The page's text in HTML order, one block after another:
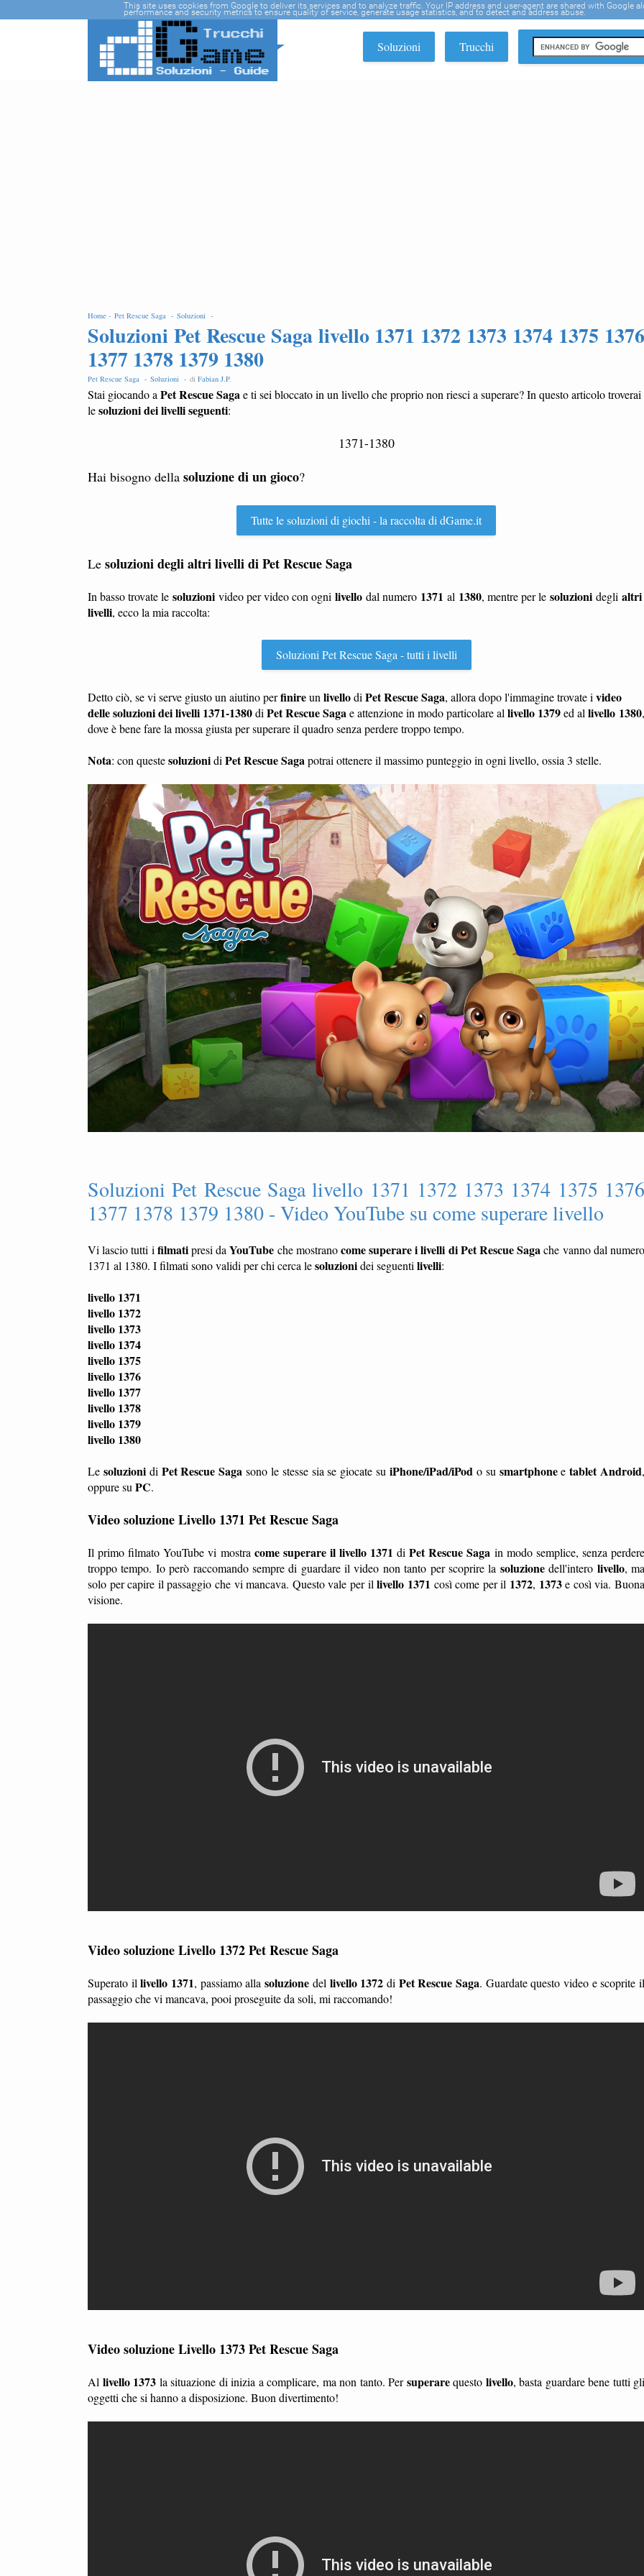
Soluzioni Trucchi
Home - Pet Rescue Saga - Soluzioni -
Soluzioni Pet Rescue Saga livello 1371 1372 1373 1374 1375 1376
1377 1378 1379 1380
Pet Rescue Saga - Soluzioni - di Fabian J.P.
Stai giocando a Pet Rescue Sagae ti sei bloccato in un livello che proprio non riesci a superare? In questo articolo troverai
lesoluzioni dei livelli seguenti:
1371-1380
Hai bisogno della soluzione di un gioco?
Tutte le soluzioni di giochi - la raccolta di dGame.it
Le soluzioni degli altri livelli di Pet Rescue Saga
In basso trovate le soluzioni video per video con ogni livello dal numero 1371 al 1380, mentre per le soluzioni degli altri
livelli, ecco la mia raccolta:
Soluzioni Pet Rescue Saga - tutti i livelli
Detto ciò, se vi serve giusto un aiutino perfinireun livellodi Pet Rescue Saga, allora dopo l'immagine trovate i video
delle soluzioni dei livelli 1371-1380di Pet Rescue Sagae attenzione in modo particolare al livello 1379ed al livello 1380,
dove è bene fare la mossa giusta per superare il quadro senza perdere troppo tempo.
Nota: con questesoluzionidi Pet Rescue Sagapotrai ottenere il massimo punteggio in ogni livello, ossia 3 stelle.
Soluzioni Pet Rescue Saga livello 1371 1372 1373 1374 1375 1376
1377 1378 1379 1380 - Video YouTube su come superare livello
Vi lascio tutti i filmatipresi daYouTube che mostranocome superare i livelli di Pet Rescue Saga che vanno dal
1371 al 1380. I filmati sono validi per chi cerca lesoluzionidei seguenti livelli:
livello 1371
livello 1372
livello 1373
livello 1374
livello 1375
livello 1376
livello 1377
livello 1378
livello 1379
livello 1380
Le soluzionidi Pet Rescue Saga sono le stesse sia se giocate su iPhone/iPad/iPod o su smartphoneetablet Android
oppure su PC.
Video soluzione Livello 1371 Pet Rescue Saga
Il primo filmato YouTube vi mostra come superare il livello 1371 diPet Rescue Saga in modo semplice, senza
troppo tempo. Io però raccomando sempre di guardare il video non tanto per scoprire la soluzionedell'intero livello,
solo per capire il passaggio che vi mancava. Questo vale per illivello 1371 così come per il 1372, 1373e così via.
visione.
Video soluzione Livello 1372 Pet Rescue Saga
Superato illivello 1371, passiamo allasoluzione del livello 1372 di Pet Rescue Saga. Guardate questo video e scoprite
passaggio che vi mancava, pooi proseguite da soli, mi raccomando!
Video soluzione Livello 1373 Pet Rescue Saga
Al livello 1373 la situazione di inizia a complicare, ma non tanto. Persuperarequesto livello, basta guardare bene tutti gli
oggetti che si hanno a disposizione. Buon divertimento!
This site uses cookies from Google to deliver its services and to analyze traffic. Your IP address and user-agent are shared with Google
performance and security metrics to ensure quality of service, generate usage statistics, and to detect and address abuse.